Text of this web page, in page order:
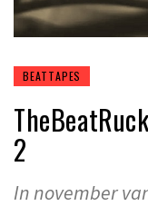
BEATTAPES
2
In november